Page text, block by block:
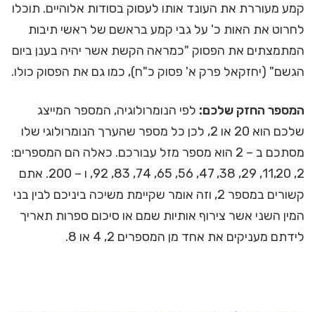
קמע מעוררת את העונד אותו לעסוק בסודות אלוהיים. תוכלו
לחרוט את האות כ' על גבי קמע בראשם של ראשי תיבות
המתמצתים את הפסוק "כמראה הקשת אשר יהיה בענן ביום
הגשם" (יחזקאל פרק א' פסוק כ"ח), כמו גם את הפסוק כולו.
המספר החזק שלכם: לפי הנומרולוגיה, המספר המייצג
שלכם הוא 20 או 2, לכן כל מספר שהערך הנומרולוגי שלו
מסתכם ב – 2 הוא מספר מזל עבורכם. כאלה הם המספרים:
2, 11,20, 29, 38, 47, 56, 65, 74, 83, 92, ו – 200. אתם
קשורים במספר 2, וזה אומר שקיימת משיכה ביניכם לבין בני
המין השני אשר צירוף אותיות שמם או סיכום ספרות תאריך
לידתם מעניקים את אחד מן המספרים 2, 4 או 8.